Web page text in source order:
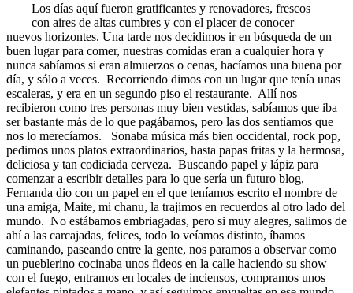
Los días aquí fueron gratificantes y renovadores, frescos
con aires de altas cumbres y con el placer de conocer
nuevos horizontes. Una tarde nos decidimos ir en búsqueda de un
buen lugar para comer, nuestras comidas eran a cualquier hora y
nunca sabíamos si eran almuerzos o cenas, hacíamos una buena por
día, y sólo a veces. Recorriendo dimos con un lugar que tenía unas
escaleras, y era en un segundo piso el restaurante. Allí nos
recibieron como tres personas muy bien vestidas, sabíamos que iba
ser bastante más de lo que pagábamos, pero las dos sentíamos que
nos lo merecíamos. Sonaba música más bien occidental, rock pop,
pedimos unos platos extraordinarios, hasta papas fritas y la hermosa,
deliciosa y tan codiciada cerveza. Buscando papel y lápiz para
comenzar a escribir detalles para lo que sería un futuro blog,
Fernanda dio con un papel en el que teníamos escrito el nombre de
una amiga, Maite, mi chanu, la trajimos en recuerdos al otro lado del
mundo. No estábamos embriagadas, pero si muy alegres, salimos de
ahí a las carcajadas, felices, todo lo veíamos distinto, íbamos
caminando, paseando entre la gente, nos paramos a observar como
un pueblerino cocinaba unos fideos en la calle haciendo su show
con el fuego, entramos en locales de inciensos, compramos unos